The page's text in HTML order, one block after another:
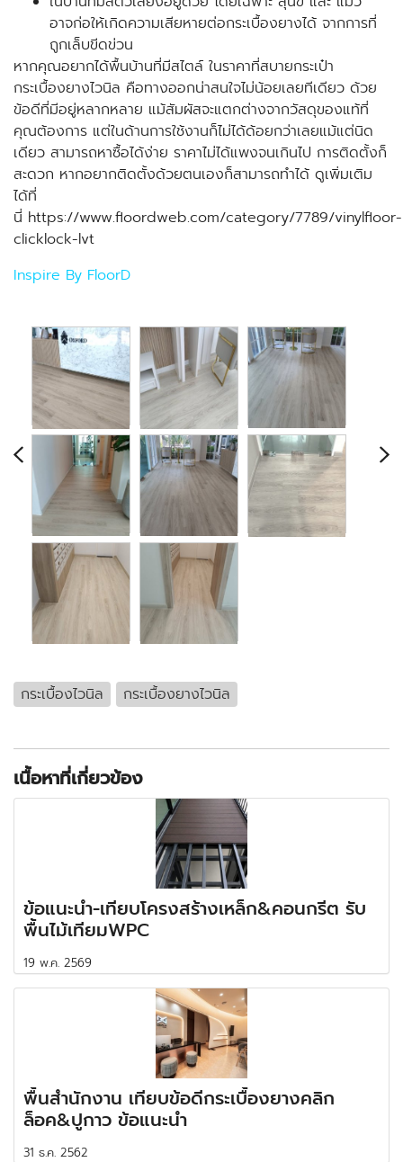
อาจก่อให้เกิดความเสียหายต่อกระเบื้องยางได้ จากการที่
ถูกเล็บขีดข่วน
หากคุณอยากได้พื้นบ้านที่มีสไตล์ ในราคาที่สบายกระเป๋า
กระเบื้องยางไวนิล คือทางออกน่าสนใจไม่น้อยเลยทีเดียว ด้วย
ข้อดีที่มีอยู่หลากหลาย แม้สัมผัสจะแตกต่างจากวัสดุของแท้ที่
คุณต้องการ แต่ในด้านการใช้งานก็ไม่ได้ด้อยกว่าเลยแม้แต่นิด
เดียว สามารถหาซื้อได้ง่าย ราคาไม่ได้แพงจนเกินไป การติดตั้งก็
สะดวก หากอยากติดตั้งด้วยตนเองก็สามารถทำได้ ดูเพิ่มเติม
ได้ที่
นี่ https://www.floordweb.com/category/7789/vinylfloor-
clicklock-lvt
Inspire By FloorD
กระเบื้องไวนิล กระเบื้องยางไวนิล
เนื้อหาที่เกี่ยวข้อง
ข้อแนะนำ-เทียบโครงสร้างเหล็ก&คอนกรีต รับ
พื้นไม้เทียมWPC
19 พ.ค. 2569
พื้นสำนักงาน เทียบข้อดีกระเบื้องยางคลิก
ล็อค&ปูกาว ข้อแนะนำ
31 ธ.ค. 2562